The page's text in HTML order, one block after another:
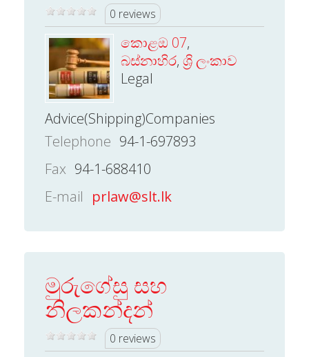
0 reviews
කොළඔ 07,
බස්නාහිර, ශ්‍රි ලංකාව
Legal
Advice(Shipping)Companies
Telephone 94-1-697893
Fax 94-1-688410
E-mail prlaw@slt.lk
මුරුගේසු සහ
නිලකන්දන්
0 reviews